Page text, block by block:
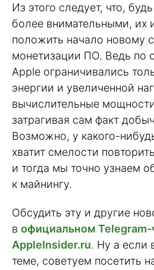
Из этого следует, что,
более внимательными, их
положить начало новому
монетизации ПО. Ведь по
Apple ограничивались
энергии и увеличенной
вычислительные
затрагивая сам факт
Возможно, у какого-
хватит смелости
и тогда мы точно узнаем
к майнингу.
Обсудить эту и другие
в официальном Telegram-
AppleInsider.ru. Ну а если
теме, советуем посетить